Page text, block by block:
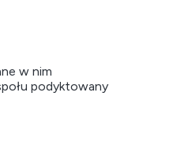
w nim
podyktowany